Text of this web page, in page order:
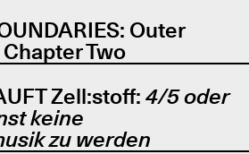
Outer
Two
Zell:stoff: 4/5 oder
keine
zu werden